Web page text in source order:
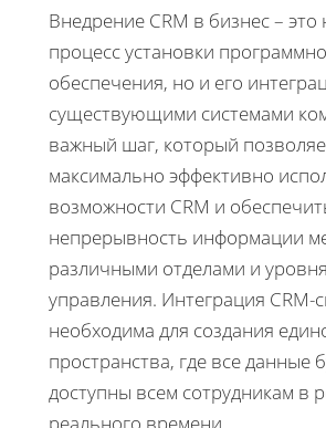
Внедрение CRM в бизнес – это
процесс установки
обеспечения, но и его
существующими системами
важный шаг, который
максимально эффективно
возможности CRM и
непрерывность информации
различными отделами и
управления. Интеграция CRM-
необходима для создания
пространства, где все данные
доступны всем сотрудникам в
реального времени.